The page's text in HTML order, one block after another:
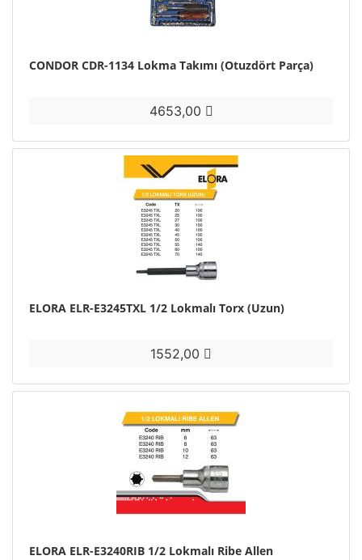
CONDOR CDR-1134 Lokma Takımı (Otuzdört Parça)
4653,00
ELORA ELR-E3245TXL 1/2 Lokmalı Torx (Uzun)
1552,00
ELORA ELR-E3240RIB 1/2 Lokmalı Ribe Allen